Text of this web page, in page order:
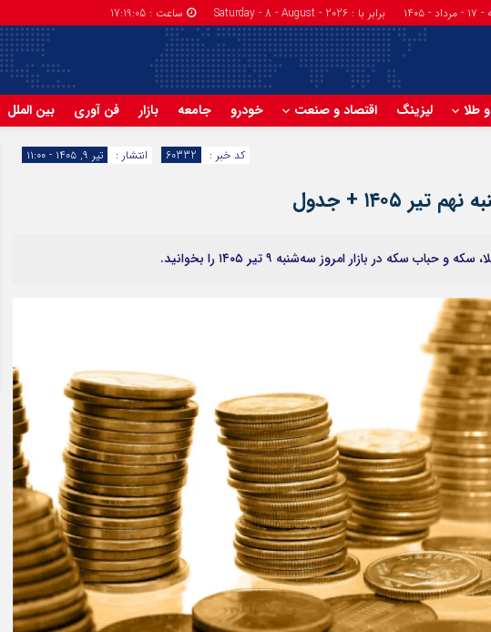
برابر با : Saturday - 8 - August - 2026 ساعت : 17:19:05
و طلا لیزینگ اقتصاد و صنعت خودرو جامعه بازار فن آوری بین الملل
انتشار : تیر ۹, ۱۴۰۵ - ۱۱:۰۰ کد خبر : 60332
۱۴۰۵ + جدول
سکه در بازار امروز سه‌شنبه ۹ تیر ۱۴۰۵ را بخوانید.
۵ تهران
وام فوری بی دردسر بدون ضامن قرض الحسنه | شرایط
دریافت تسهیلات سریع و کم‌بهره | جزئیات ثبت درخواست
وام آسان